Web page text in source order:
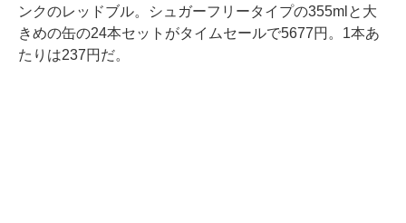
ンクのレッドブル。シュガーフリータイプの355mlと大
きめの缶の24本セットがタイムセールで5677円。1本あ
たりは237円だ。